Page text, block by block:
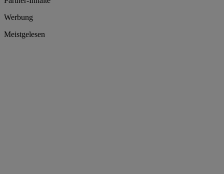
Werbung
Meistgelesen